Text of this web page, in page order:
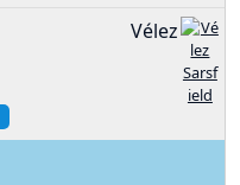
Vélez